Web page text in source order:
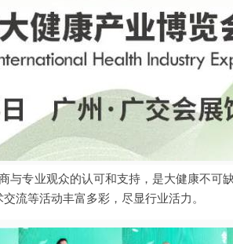
与专业观众的认可和支持，是大健康不可
流等活动丰富多彩，尽显行业活力。